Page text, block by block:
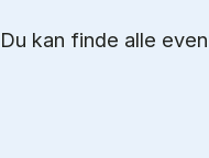
Du kan finde alle